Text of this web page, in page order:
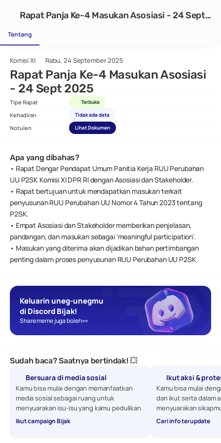
Komisi XI Rabu, 24 September 2025
Rapat Panja Ke-4 Masukan Asosiasi
- 24 Sept 2025
Tipe Rapat Terbuka
Kehadiran Tidak ada data
Notulen Lihat Dokumen
Apa yang dibahas?
• Rapat Dengar Pendapat Umum Panitia Kerja RUU Perubahan
UU P2SK Komisi XI DPR RI dengan Asosiasi dan Stakeholder.
• Rapat bertujuan untuk mendapatkan masukan terkait
penyusunan RUU Perubahan UU Nomor 4 Tahun 2023 tentang
P2SK.
• Empat Asosiasi dan Stakeholder memberikan penjelasan,
pandangan, dan masukan sebagai 'meaningful participation'.
• Masukan yang diterima akan dijadikan bahan pertimbangan
penting dalam proses penyusunan RUU Perubahan UU P2SK.
Keluarin uneg-unegmu
di Discord Bijak!
Share meme juga boleh 👀
Sudah baca? Saatnya bertindak! 💥
Bersuara di media sosial
Kamu bisa mulai dengan memanfaatkan
media sosial sebagai ruang untuk
menyuarakan isu-isu yang kamu pedulikan.
Ikut campaign Bijak
Ikut aksi &
Kamu bisa mulai
dan ikut serta dalam
menyuarakan
Cari info terupdate
Rapat Panja Ke-4 Masukan Asosiasi - 24 Sept
Tentang